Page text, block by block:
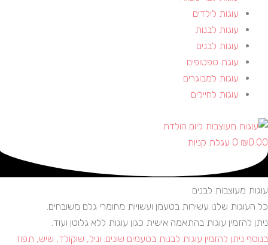
עוגות לילדים
עוגות לבנות
עוגות לבנים
עוגת טפטופים
עוגות למבוגרים
עוגות לחיילים
₪0.00
0 עגלת קניות
עוגות מעוצבות לבנים
כל העוגות שלנו עשירות בטעמן ועשויות מחומרי גלם משובחים.
ניתן להזמין עוגות בהתאמה אישית כגון עוגות ללא גלוטן ועוד.
בנוסף ניתן להזמין עוגות לבנות בטעמים שונים: וניל, שוקולד, שיש, תפוז